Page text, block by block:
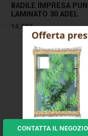
BADILE IMPRESA
LAMINATO 30 ADEL
14,00€
I
CONTATTA IL NEGOZIO